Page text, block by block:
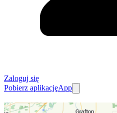
Zaloguj się
Pobierz aplikacjęApp